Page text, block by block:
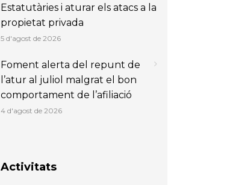
Estatutàries i aturar els atacs a la
propietat privada
5 d'agost de 2026
Foment alerta del repunt de
l’atur al juliol malgrat el bon
comportament de l’afiliació
4 d'agost de 2026
Activitats